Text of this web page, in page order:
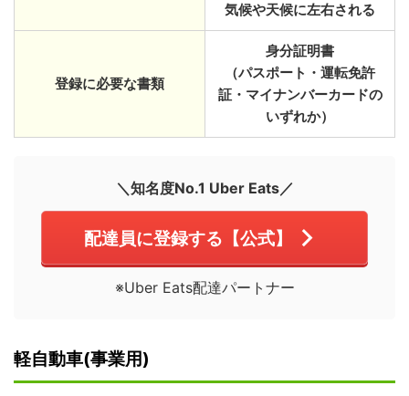
気候や天候に左右される
登録に必要な書類
身分証明書
（パスポート・運転免許
証・マイナンバーカードの
いずれか）
＼知名度No.1 Uber Eats／
配達員に登録する【公式】
※Uber Eats配達パートナー
軽自動車(事業用)